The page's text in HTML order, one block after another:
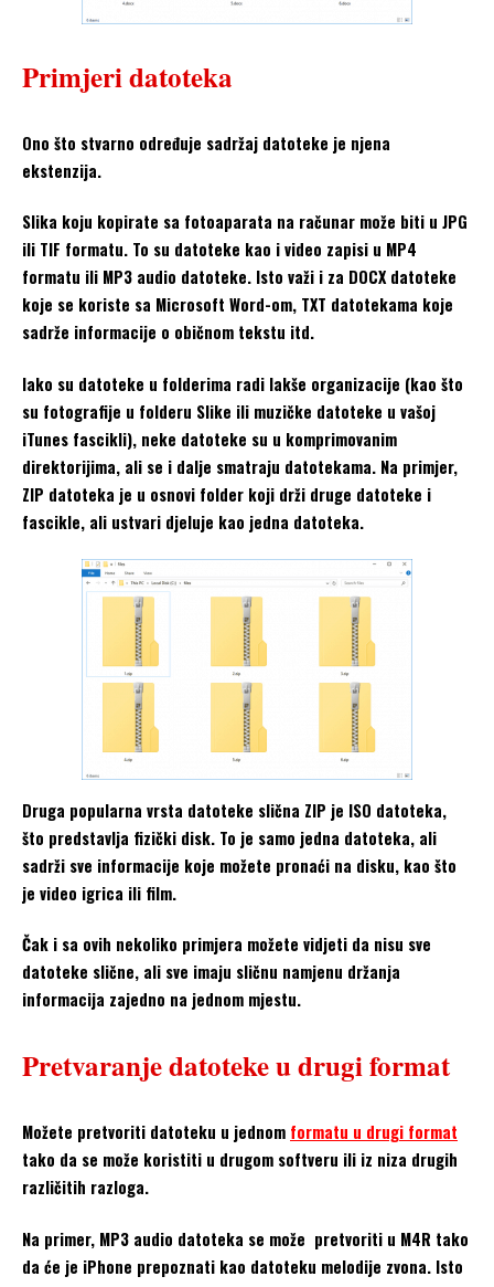
Primjeri datoteka
Ono što stvarno određuje sadržaj datoteke je njena
ekstenzija.
Slika koju kopirate sa fotoaparata na računar može biti u JPG
ili TIF formatu. To su datoteke kao i video zapisi u MP4
formatu ili MP3 audio datoteke. Isto važi i za DOCX datoteke
koje se koriste sa Microsoft Word-om, TXT datotekama koje
sadrže informacije o običnom tekstu itd.
Iako su datoteke u folderima radi lakše organizacije (kao što
su fotografije u folderu Slike ili muzičke datoteke u vašoj
iTunes fascikli), neke datoteke su u komprimovanim
direktorijima, ali se i dalje smatraju datotekama. Na primjer,
ZIP datoteka je u osnovi folder koji drži druge datoteke i
fascikle, ali ustvari djeluje kao jedna datoteka.
Druga popularna vrsta datoteke slična ZIP je ISO datoteka,
što predstavlja fizički disk. To je samo jedna datoteka, ali
sadrži sve informacije koje možete pronaći na disku, kao što
je video igrica ili film.
Čak i sa ovih nekoliko primjera možete vidjeti da nisu sve
datoteke slične, ali sve imaju sličnu namjenu držanja
informacija zajedno na jednom mjestu.
Pretvaranje datoteke u drugi format
Možete pretvoriti datoteku u jednom formatu u drugi format
tako da se može koristiti u drugom softveru ili iz niza drugih
različitih razloga.
Na primer, MP3 audio datoteka se može pretvoriti u M4R tako
da će je iPhone prepoznati kao datoteku melodije zvona. Isto